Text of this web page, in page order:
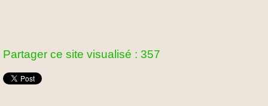
Partager ce site visualisé : 357